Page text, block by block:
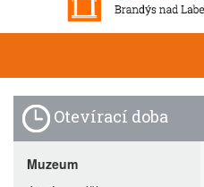
Otevírací doba
Muzeum